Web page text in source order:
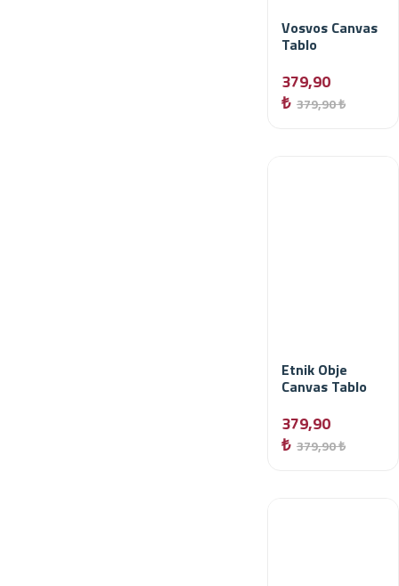
Vosvos Canvas
Tablo
379,90
₺ 379,90 ₺
Etnik Obje
Canvas Tablo
379,90
₺ 379,90 ₺